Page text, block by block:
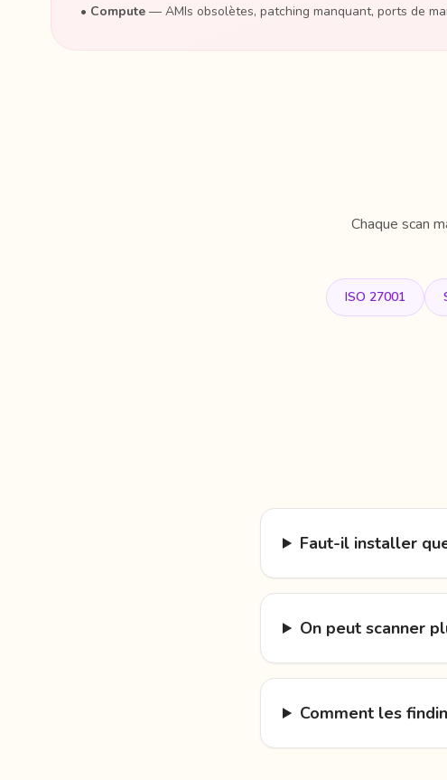
• Compute — AMIs obsolètes, patching manquant, ports de
Chaque scan
ISO 27001
Faut-il installer
On peut scanner
Comment les